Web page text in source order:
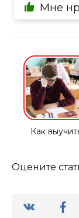
Мне
Как
Оцените